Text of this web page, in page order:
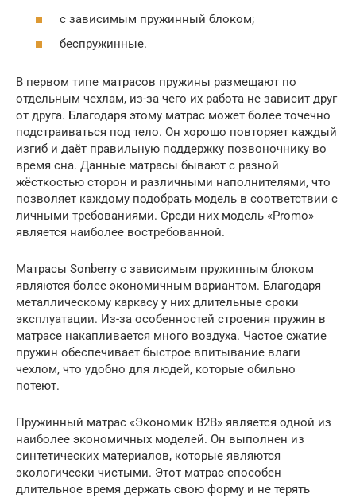
с зависимым пружинный блоком;
беспружинные.
В первом типе матрасов пружины размещают по
отдельным чехлам, из-за чего их работа не зависит друг
от друга. Благодаря этому матрас может более точечно
подстраиваться под тело. Он хорошо повторяет каждый
изгиб и даёт правильную поддержку позвоночнику во
время сна. Данные матрасы бывают с разной
жёсткостью сторон и различными наполнителями, что
позволяет каждому подобрать модель в соответствии с
личными требованиями. Среди них модель «Promo»
является наиболее востребованной.
Матрасы Sonberry с зависимым пружинным блоком
являются более экономичным вариантом. Благодаря
металлическому каркасу у них длительные сроки
эксплуатации. Из-за особенностей строения пружин в
матрасе накапливается много воздуха. Частое сжатие
пружин обеспечивает быстрое впитывание влаги
чехлом, что удобно для людей, которые обильно
потеют.
Пружинный матрас «Экономик B2B» является одной из
наиболее экономичных моделей. Он выполнен из
синтетических материалов, которые являются
экологически чистыми. Этот матрас способен
длительное время держать свою форму и не терять